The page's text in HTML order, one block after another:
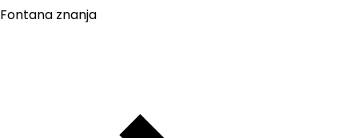
Fontana znanja